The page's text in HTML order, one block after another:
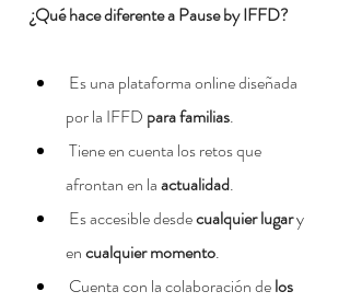
¿Qué hace diferente a Pause by IFFD?
Es una plataforma online diseñada
por la IFFD para familias.
Tiene en cuenta los retos que
afrontan en la actualidad.
Es accesible desde cualquier lugar y
en cualquier momento.
Cuenta con la colaboración de los